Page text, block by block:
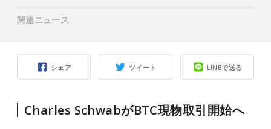
シェア ツイート LINEで送る
Charles SchwabがBTC現物取引開始へ
関連ニュース